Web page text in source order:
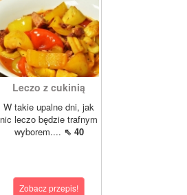
Leczo z cukinią
W takie upalne dni, jak
nic leczo będzie trafnym
wyborem.... ⇖ 40
Zobacz przepis!